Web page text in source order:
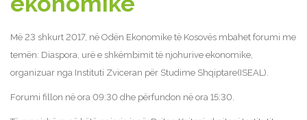
Më 23 shkurt 2017, në Odën Ekonomike të Kosovës mbahet forumi me
temën: Diaspora, urë e shkëmbimit të njohurive ekonomike,
organizuar nga Instituti Zviceran për Studime Shqiptare(ISEAL).
Forumi fillon në ora 09:30 dhe përfundon në ora 15:30.